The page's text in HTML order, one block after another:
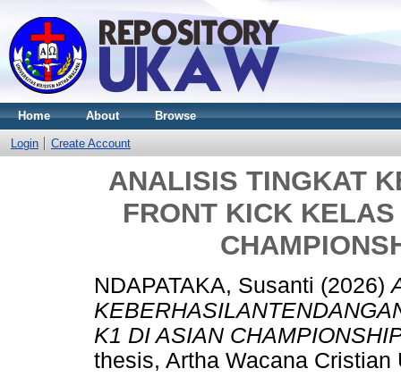
Home About Browse
Login Create Account
ANALISIS TINGKAT
FRONT KICK
NDAPATAKA, Susanti (2026)
K1 DI ASIAN
thesis, Artha Wacana Cristian